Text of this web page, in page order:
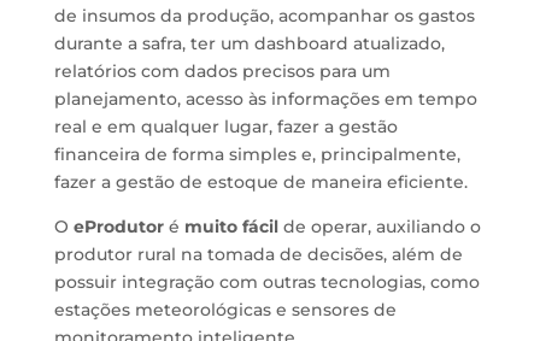
de insumos da produção, acompanhar os gastos
durante a safra, ter um dashboard atualizado,
relatórios com dados precisos para um
planejamento, acesso às informações em tempo
real e em qualquer lugar, fazer a gestão
financeira de forma simples e, principalmente,
fazer a gestão de estoque de maneira eficiente.
O eProdutoré muito fácilde operar, auxiliando o
produtor rural na tomada de decisões, além de
possuir integração com outras tecnologias, como
estações meteorológicas e sensores de